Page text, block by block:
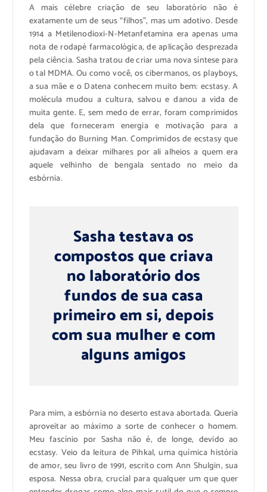
A mais célebre criação de seu laboratório não é
exatamente um de seus “filhos”, mas um adotivo. Desde
1914 a Metilenodioxi-N-Metanfetamina era apenas uma
nota de rodapé farmacológica, de aplicação desprezada
pela ciência. Sasha tratou de criar uma nova síntese para
o tal MDMA. Ou como você, os cibermanos, os playboys,
a sua mãe e o Datena conhecem muito bem: ecstasy. A
molécula mudou a cultura, salvou e danou a vida de
muita gente. E, sem medo de errar, foram comprimidos
dela que forneceram energia e motivação para a
fundação do Burning Man. Comprimidos de ecstasy que
ajudavam a deixar milhares por ali alheios a quem era
aquele velhinho de bengala sentado no meio da
esbórnia.
Sasha testava os
compostos que criava
no laboratório dos
fundos de sua casa
primeiro em si, depois
com sua mulher e com
alguns amigos
Para mim, a esbórnia no deserto estava abortada. Queria
aproveitar ao máximo a sorte de conhecer o homem.
Meu fascínio por Sasha não é, de longe, devido ao
ecstasy. Veio da leitura de Pihkal, uma química história
de amor, seu livro de 1991, escrito com Ann Shulgin, sua
esposa. Nessa obra, crucial para qualquer um que quer